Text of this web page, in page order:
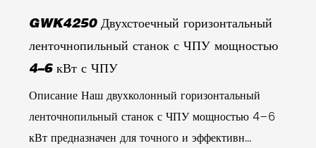
GWK4250 Двухстоечный горизонтальный
ленточнопильный станок с ЧПУ мощностью
4–6 кВт с ЧПУ
Описание Наш двухколонный горизонтальный
ленточнопильный станок с ЧПУ мощностью 4–6
кВт предназначен для точного и эффективн...